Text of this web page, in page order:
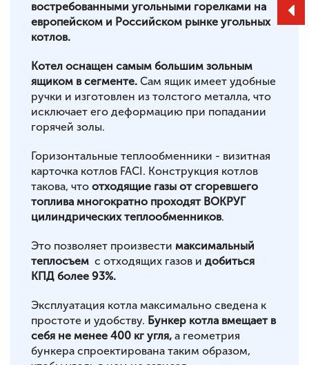
востребованными угольными горелками на
европейском и Российском рынке угольных
котлов.
Котел оснащен самым большим зольным
ящиком в сегменте. Сам ящик имеет удобные
ручки и изготовлен из толстого металла, что
исключает его деформацию при попадании
горячей золы.
Горизонтальные теплообменники - визитная
карточка котлов FACI. Конструкция котлов
такова, что отходящие газы от сгоревшего
топлива многократно проходят ВОКРУГ
цилиндрических теплообменников.
Это позволяет произвести максимальный
теплосъем с отходящих газов и добиться
КПД более 93%.
Эксплуатация котла максимально сведена к
простоте и удобству. Бункер котла вмещает в
себя не менее 400 кг угля, а геометрия
бункера спроектирована таким образом,